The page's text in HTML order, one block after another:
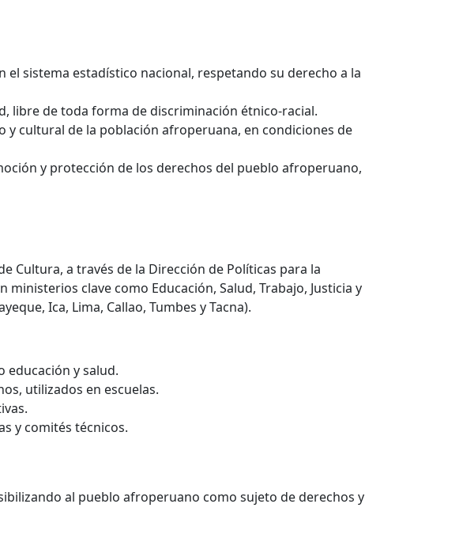
sistema estadístico nacional, respetando su derecho a la
libre de toda forma de discriminación étnico-racial.
cultural de la población afroperuana, en condiciones de
y protección de los derechos del pueblo afroperuano,
Cultura, a través de la Dirección de Políticas para la
clave como Educación, Salud, Trabajo, Justicia y
Ica, Lima, Callao, Tumbes y Tacna).
educación y salud.
utilizados en escuelas.
y comités técnicos.
al pueblo afroperuano como sujeto de derechos y